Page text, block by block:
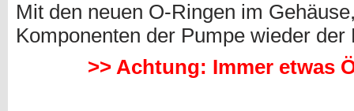
Mit den neuen O-Ringen im
Komponenten der Pumpe wieder
>> Achtung: Immer etwas